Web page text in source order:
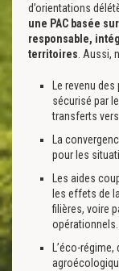
d’orientations
une PAC basée
responsable,
territoires . Aussi,
Le revenu
sécurisé par
transferts
La
pour les
Les aides
les effets de
filières, voire
opérationnels.
L’éco-